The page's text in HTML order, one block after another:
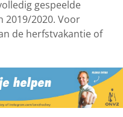
gespeelde
2019/2020. Voor
de herfstvakantie of